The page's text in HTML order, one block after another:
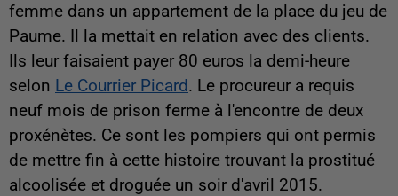
femme dans un appartement de la place du jeu de
Paume. Il la mettait en relation avec des clients.
Ils leur faisaient payer 80 euros la demi-heure
selon Le Courrier Picard. Le procureur a requis
neuf mois de prison ferme à l'encontre de deux
proxénètes. Ce sont les pompiers qui ont permis
de mettre fin à cette histoire trouvant la prostitué
alcoolisée et droguée un soir d'avril 2015.